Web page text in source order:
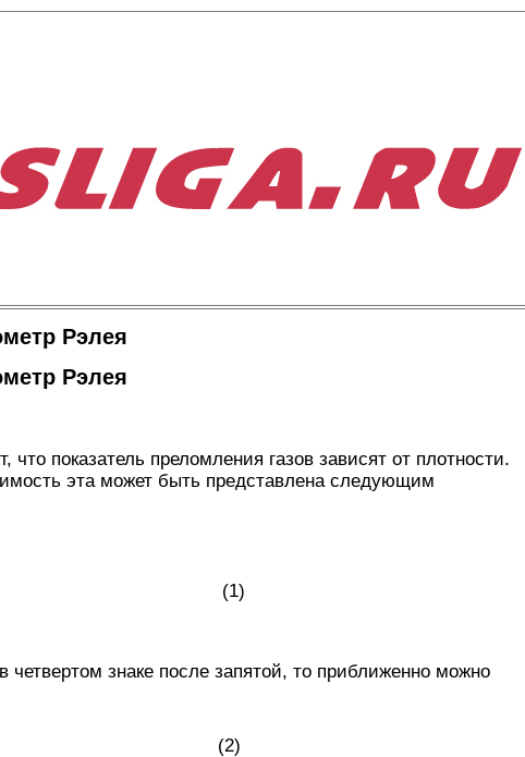
Рэлея
Рэлея
показатель преломления газов зависят от плотности.
эта может быть представлена следующим
четвертом знаке после запятой, то приближенно можно